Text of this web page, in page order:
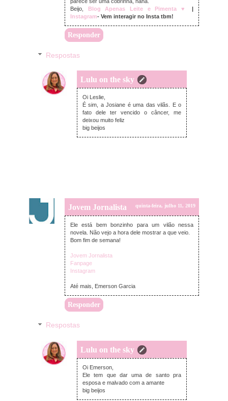
Beijo,
Blog Apenas Leite e Pimenta ♥
|
Instagram- Vem interagir no Insta tbm!
Responder
Respostas
Lulu on the sky
domingo, julho 14, 2019
Oi Leslie,
É sim, a Josiane é uma das vilãs. E o
fato dele ter vencido o câncer, me
deixou muito feliz
big beijos
Jovem Jornalista quinta-feira, julho 11, 2019
Ele está bem bonzinho para um vilão nessa
novela. Não vejo a hora dele mostrar a que veio.
Bom fim de semana!
Jovem Jornalista
Fanpage
Instagram
Até mais, Emerson Garcia
Responder
Respostas
Lulu on the sky
domingo, julho 14, 2019
Oi Emerson,
Ele tem que dar uma de santo pra
esposa e malvado com a amante
big beijos